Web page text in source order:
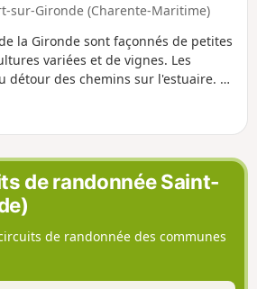
sur-Gironde (Charente-Maritime)
la Gironde sont façonnés de petites
variées et de vignes. Les
détour des chemins sur l'estuaire. On
forme de cône datant du XIXe
édifications remontent
Âge. Aujourd'hui encore, la Tour
à la navigation.
de randonnée Saint-
de randonnée des communes